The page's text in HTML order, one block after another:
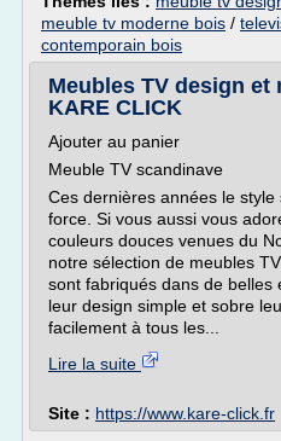
meuble tv moderne bois /
contemporain bois
Meubles TV design et
KARE CLICK
Ajouter au panier
Meuble TV scandinave
Ces dernières années le
force. Si vous aussi vous
couleurs douces venues du
notre sélection de meubles
sont fabriqués dans de belles
leur design simple et sobre
facilement à tous les...
Lire la suite
Site : https://www.kare-click.fr